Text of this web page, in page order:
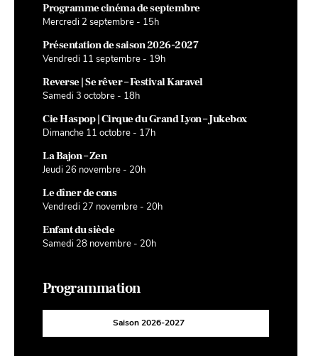
Programme cinéma de septembre
Mercredi 2 septembre - 15h
Présentation de saison 2026-2027
Vendredi 11 septembre - 19h
Reverse | Se rêver – Festival Karavel
Samedi 3 octobre - 18h
Cie Haspop | Cirque du Grand Lyon – Jukebox
Dimanche 11 octobre - 17h
La Bajon – Zen
Jeudi 26 novembre - 20h
Le dîner de cons
Vendredi 27 novembre - 20h
Enfant du siècle
Samedi 28 novembre - 20h
Programmation
Saison 2026-2027